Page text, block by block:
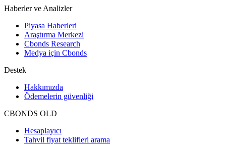
Haberler ve Analizler
Piyasa Haberleri
Araştırma Merkezi
Cbonds Research
Medya için Cbonds
Destek
Hakkımızda
Ödemelerin güvenliği
CBONDS OLD
Hesaplayıcı
Tahvil fiyat teklifleri arama